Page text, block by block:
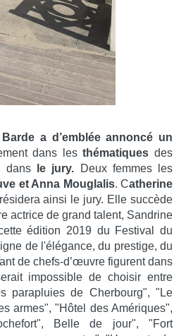
a d’emblée annoncé un
dans lesthématiques des
dans
le jury. Deux femmes les
et Anna Mouglalis. Catherine
ainsi le jury. Elle succède
actrice de grand talent, Sandrine
édition 2019 du Festival du
de l'élégance, du prestige, du
de chefs-d’œuvre figurent dans
impossible de choisir entre
parapluies de Cherbourg", "Le
armes", "Hôtel des Amériques",
Belle de jour", "Fort